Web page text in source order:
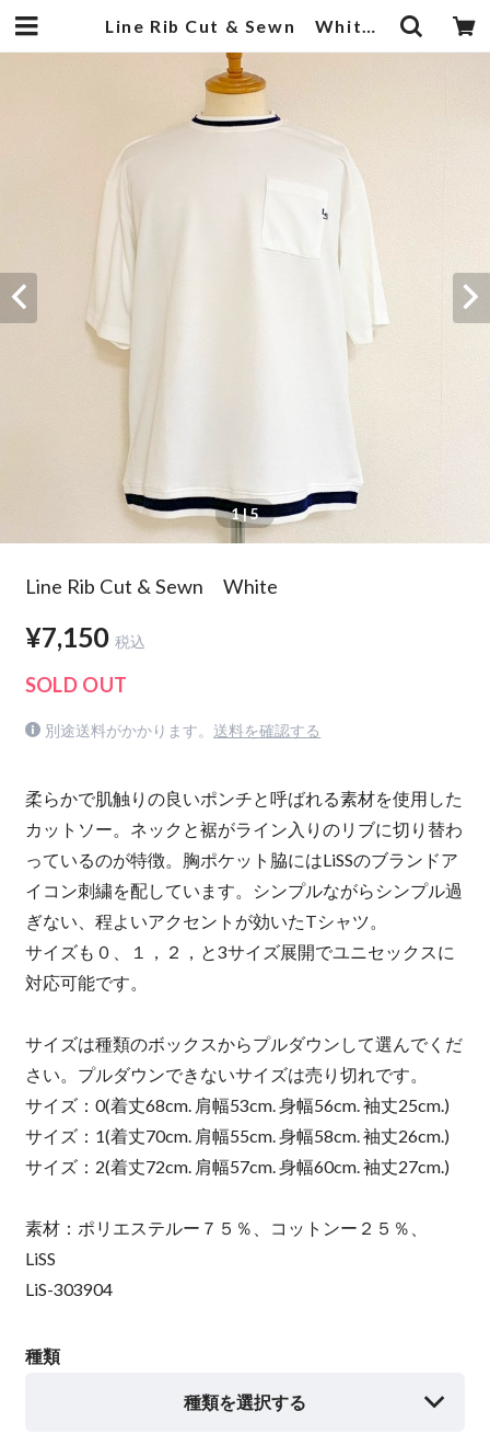
Line Rib Cut & Sewn White | 武蔵小杉のセレクトショップ【ナクール】-nakool-
1| 5
Line Rib Cut & Sewn White
¥7,150 税込
SOLD OUT
別途送料がかかります。 送料を確認する
柔らかで肌触りの良いポンチと呼ばれる素材を使用した
カットソー。ネックと裾がライン入りのリブに切り替わ
っているのが特徴。胸ポケット脇にはLiSSのブランドア
イコン刺繍を配しています。シンプルながらシンプル過
ぎない、程よいアクセントが効いたTシャツ。
サイズも０、１，２，と3サイズ展開でユニセックスに
対応可能です。
サイズは種類のボックスからプルダウンして選んでくだ
さい。プルダウンできないサイズは売り切れです。
サイズ：0(着丈68cm. 肩幅53cm. 身幅56cm. 袖丈25cm.)
サイズ：1(着丈70cm. 肩幅55cm. 身幅58cm. 袖丈26cm.)
サイズ：2(着丈72cm. 肩幅57cm. 身幅60cm. 袖丈27cm.)
素材：ポリエステルー７５％、コットンー２５％、
LiSS
LiS-303904
種類
種類を選択する